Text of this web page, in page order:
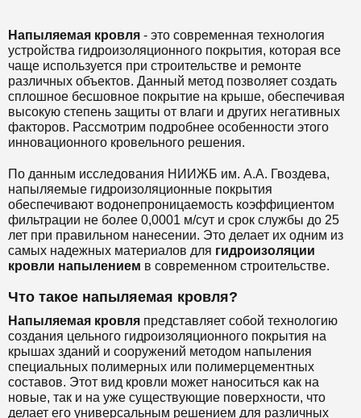
Напыляемая кровля - это современная технология
устройства гидроизоляционного покрытия, которая все
чаще используется при строительстве и ремонте
различных объектов. Данный метод позволяет создать
сплошное бесшовное покрытие на крыше, обеспечивая
высокую степень защиты от влаги и других негативных
факторов. Рассмотрим подробнее особенности этого
инновационного кровельного решения.
По данным исследования НИИЖБ им. А.А. Гвоздева,
напыляемые гидроизоляционные покрытия
обеспечивают водонепроницаемость коэффициентом
фильтрации не более 0,0001 м/сут и срок службы до 25
лет при правильном нанесении. Это делает их одним из
самых надежных материалов для гидроизоляции
кровли напылением в современном строительстве.
Что такое напыляемая кровля?
Напыляемая кровля представляет собой технологию
создания цельного гидроизоляционного покрытия на
крышах зданий и сооружений методом напыления
специальных полимерных или полимерцементных
составов. Этот вид кровли может наноситься как на
новые, так и на уже существующие поверхности, что
делает его универсальным решением для различных